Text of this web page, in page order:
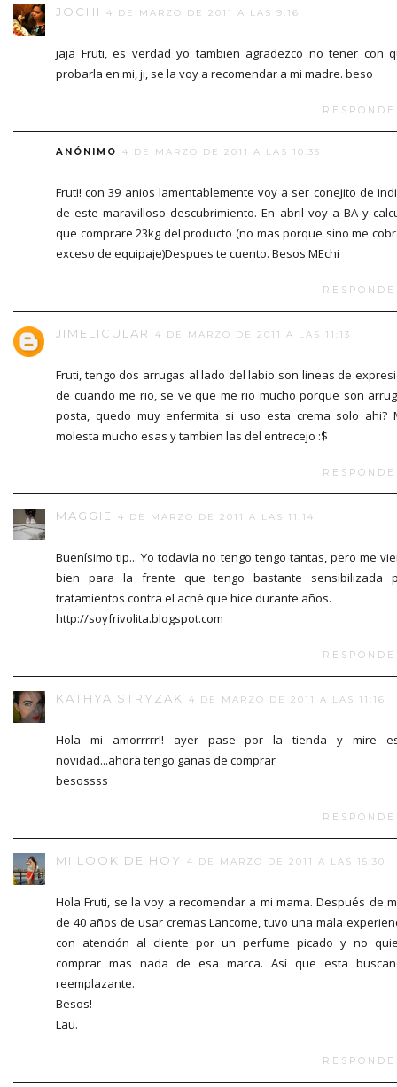
JOCHI 4 DE MARZO DE 2011 A LAS 9:16
jaja Fruti, es verdad yo tambien agradezco no tener con
probarla en mi, ji, se la voy a recomendar a mi madre. beso
ANÓNIMO 4 DE MARZO DE 2011 A LAS 10:35
Fruti! con 39 anios lamentablemente voy a ser conejito de
de este maravilloso descubrimiento. En abril voy a BA y
que comprare 23kg del producto (no mas porque sino me
exceso de equipaje)Despues te cuento. Besos MEchi
JIMELICULAR 4 DE MARZO DE 2011 A LAS 11:13
Fruti, tengo dos arrugas al lado del labio son lineas de
de cuando me rio, se ve que me rio mucho porque son
posta, quedo muy enfermita si uso esta crema solo ahi?
molesta mucho esas y tambien las del entrecejo :$
MAGGIE 4 DE MARZO DE 2011 A LAS 11:14
Buenísimo tip... Yo todavía no tengo tengo tantas, pero me
bien para la frente que tengo bastante sensibilizada
tratamientos contra el acné que hice durante años.
http://soyfrivolita.blogspot.com
KATHYA STRYZAK 4 DE MARZO DE 2011 A LAS 11:16
Hola mi amorrrrr!! ayer pase por la tienda y mire
novidad...ahora tengo ganas de comprar
besossss
MI LOOK DE HOY 4 DE MARZO DE 2011 A LAS 15:30
Hola Fruti, se la voy a recomendar a mi mama. Después de
de 40 años de usar cremas Lancome, tuvo una mala
con atención al cliente por un perfume picado y no
comprar mas nada de esa marca. Así que esta
reemplazante.
Besos!
Lau.